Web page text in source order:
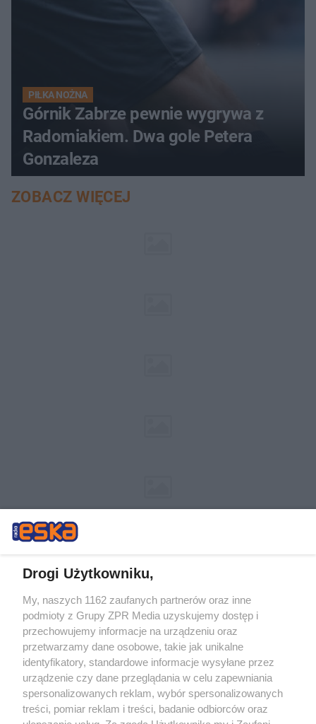
PIŁKA NOŻNA
Górnik Zabrze pewnie wygrywa z
Radomiakiem. Dwa gole Petera
Gonzaleza
ZOBACZ WIĘCEJ
Żaden utwór zamieszczony w serwisie nie może być powielany i
rozpowszechniany lub dalej rozpowszechniany w jakikolwiek sposób (w
tym także elektroniczny lub mechaniczny) na jakimkolwiek polu
eksploatacji w jakiejkolwiek formie, włącznie z umieszczaniem w
Internecie bez pisemnej zgody właściciela praw. Jakiekolwiek użycie lub
wykorzystanie utworów w całości lub w części z naruszeniem prawa,
tzn. bez właściwej zgody, jest zabronione pod groźbą kary i może być
ścigane prawnie.
Drogi Użytkowniku,
My, naszych 1162 zaufanych partnerów oraz inne
podmioty z Grupy ZPR Media uzyskujemy dostęp i
przechowujemy informacje na urządzeniu oraz
przetwarzamy dane osobowe, takie jak unikalne
identyfikatory, standardowe informacje wysyłane przez
urządzenie czy dane przeglądania w celu zapewniania
spersonalizowanych reklam, wybór spersonalizowanych
treści, pomiar reklam i treści, badanie odbiorców oraz